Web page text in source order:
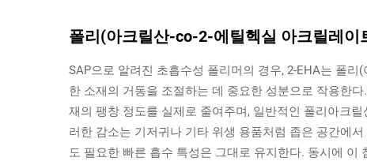
폴리(아크릴산-co-2-에틸헥실 아크릴레이
SAP으로 알려진 초흡수성 폴리머의 경우, 2-EHA는 폴
한 소재의 거동을 조절하는 데 중요한 성분으로 작용한
재의 팽창 정도를 실제로 줄여주며, 일반적인 폴리아크
러한 감소는 기저귀나 기타 위생 용품처럼 좁은 공간에
도 필요한 빠른 흡수 특성은 그대로 유지한다. 동시에